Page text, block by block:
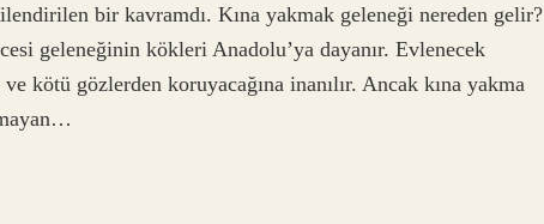
bir kavramdı. Kına yakmak geleneği nereden gelir?
geleneğinin kökleri Anadolu’ya dayanır. Evlenecek
kötü gözlerden koruyacağına inanılır. Ancak kına yakma